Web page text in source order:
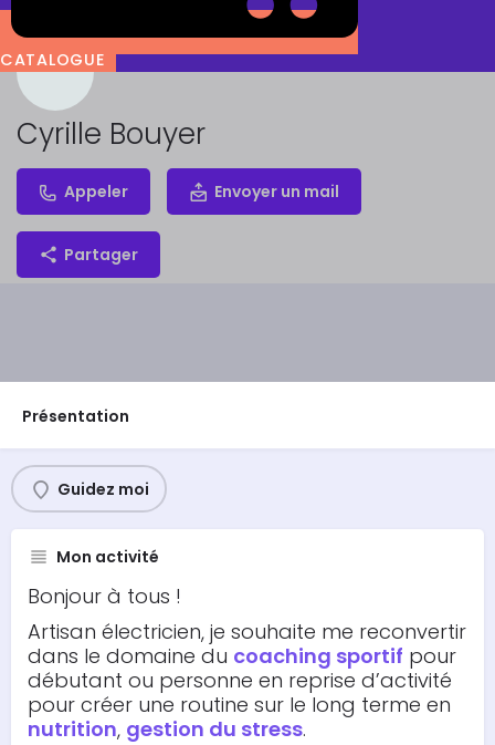
CATALOGUE
Cyrille Bouyer
Appeler Envoyer un mail
Partager
Présentation
Guidez moi
Mon activité
Bonjour à tous !
Artisan électricien, je souhaite me reconvertir
dans le domaine du coaching sportif pour
débutant ou personne en reprise d’activité
pour créer une routine sur le long terme en
nutrition, gestion du stress.